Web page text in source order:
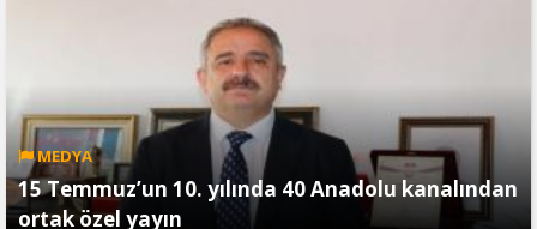
MEDYA
15 Temmuz’un 10. yılında 40 Anadolu kanalından
ortak özel yayın